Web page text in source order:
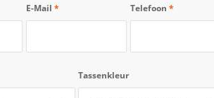
E-Mail * Telefoon *
Tassenkleur